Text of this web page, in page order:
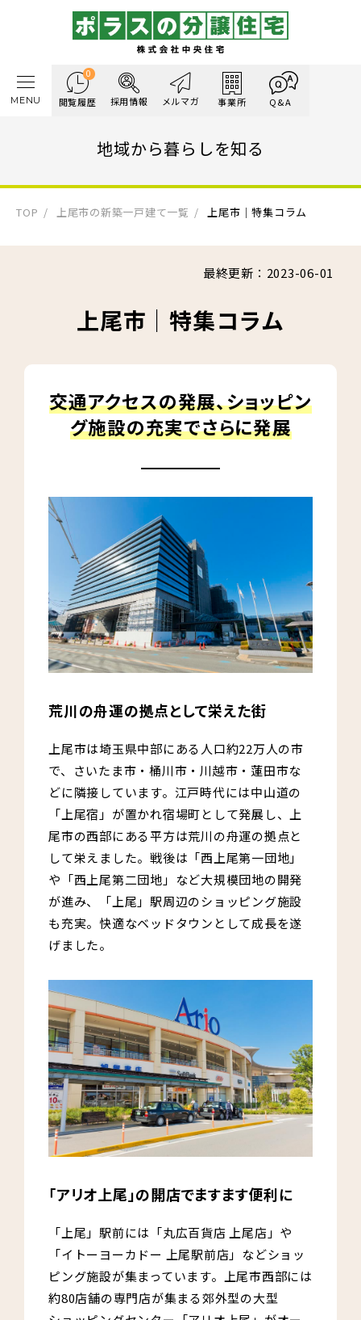
0
閲覧履歴 採用情報 メルマガ 事業所 Q&A
MENU
地域から暮らしを知る
TOP 上尾市の新築一戸建て一覧 上尾市｜特集コラム
最終更新：2023-06-01
上尾市｜特集コラム
交通アクセスの発展、ショッピン
グ施設の充実でさらに発展
荒川の舟運の拠点として栄えた街
上尾市は埼玉県中部にある人口約22万人の市
で、さいたま市・桶川市・川越市・蓮田市な
どに隣接しています。江戸時代には中山道の
「上尾宿」が置かれ宿場町として発展し、上
尾市の西部にある平方は荒川の舟運の拠点と
して栄えました。戦後は「西上尾第一団地」
や「西上尾第二団地」など大規模団地の開発
が進み、「上尾」駅周辺のショッピング施設
も充実。快適なベッドタウンとして成長を遂
げました。
「アリオ上尾」の開店でますます便利に
「上尾」駅前には「丸広百貨店 上尾店」や
「イトーヨーカドー 上尾駅前店」などショッ
ピング施設が集まっています。上尾市西部には
約80店舗の専門店が集まる郊外型の大型